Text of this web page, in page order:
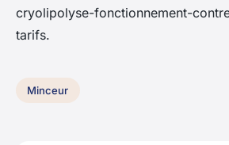
cryolipolyse-fonctionnement-
tarifs.
Minceur